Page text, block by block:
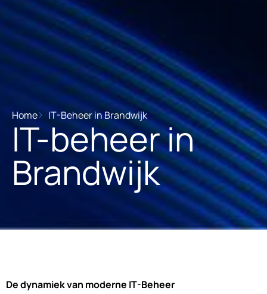
Home IT-Beheer in Brandwijk
IT-beheer in
Brandwijk
De dynamiek van moderne IT-Beheer